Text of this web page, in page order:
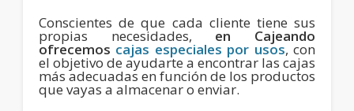
Conscientes de que cada cliente tiene sus
propias necesidades, en Cajeando
ofrecemos cajas especiales por usos, con
el objetivo de ayudarte a encontrar las cajas
más adecuadas en función de los productos
que vayas a almacenar o enviar.